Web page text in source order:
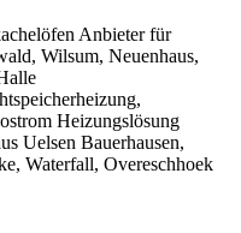
Anbieter für
Wilsum, Neuenhaus,
Heizungslösung
Uelsen Bauerhausen,
Waterfall, Overeschhoek